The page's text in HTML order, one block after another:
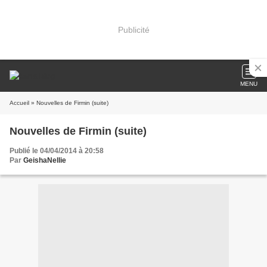
Publicité
MENU
Accueil » Nouvelles de Firmin (suite)
Nouvelles de Firmin (suite)
Publié le 04/04/2014 à 20:58
Par GeishaNellie